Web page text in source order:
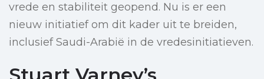
vrede en stabiliteit geopend. Nu is er een
nieuw initiatief om dit kader uit te breiden,
inclusief Saudi-Arabië in de vredesinitiatieven.